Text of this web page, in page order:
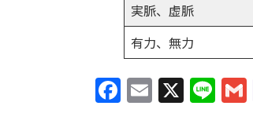
実脈、虚脈
有力、無力
F
E
X
Li